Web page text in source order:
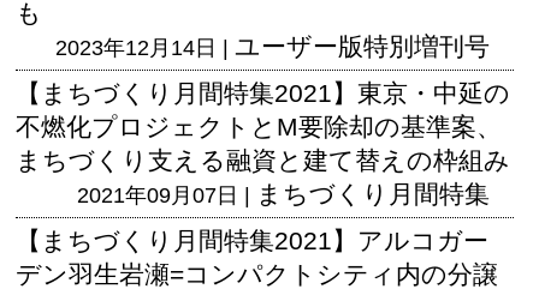
も
2023年12月14日 | ユーザー版特別増刊号
【まちづくり月間特集2021】東京・中延の
不燃化プロジェクトとM要除却の基準案、
まちづくり支える融資と建て替えの枠組み
2021年09月07日 | まちづくり月間特集
【まちづくり月間特集2021】アルコガー
デン羽生岩瀬=コンパクトシティ内の分譲